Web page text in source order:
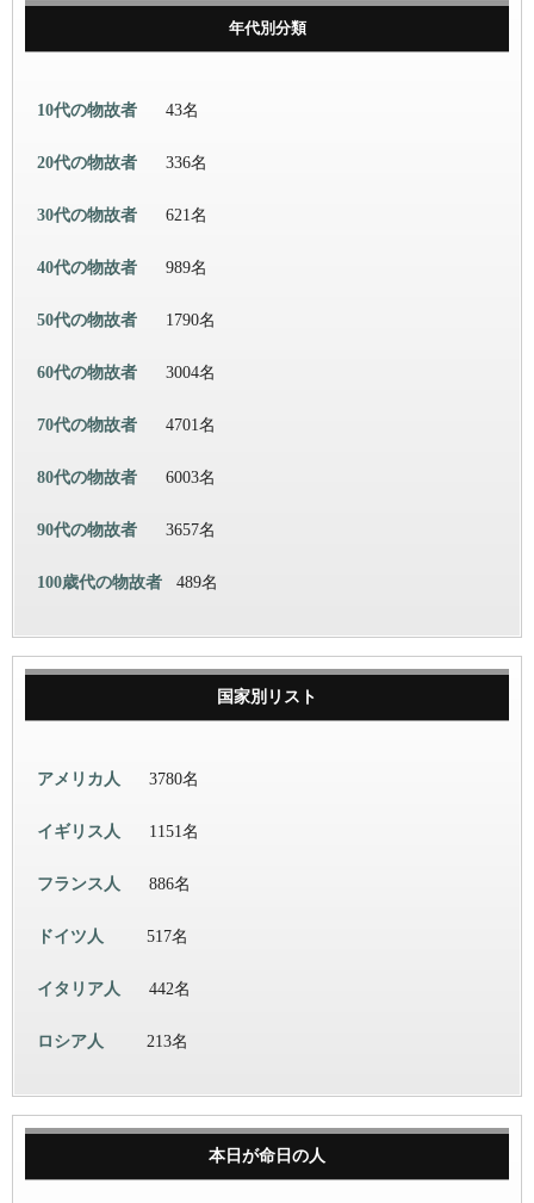
年代別分類
10代の物故者 43名
20代の物故者 336名
30代の物故者 621名
40代の物故者 989名
50代の物故者 1790名
60代の物故者 3004名
70代の物故者 4701名
80代の物故者 6003名
90代の物故者 3657名
100歳代の物故者 489名
国家別リスト
アメリカ人 3780名
イギリス人 1151名
フランス人 886名
ドイツ人 517名
イタリア人 442名
ロシア人 213名
本日が命日の人